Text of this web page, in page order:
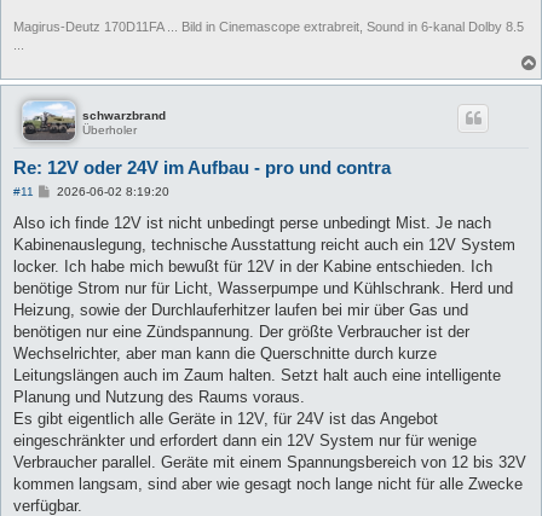
Magirus-Deutz 170D11FA ... Bild in Cinemascope extrabreit, Sound in 6-kanal Dolby 8.5
schwarzbrand
Überholer
Re: 12V oder 24V im Aufbau - pro und contra
#11
B
i
r
a
2026-06-02 8:19:20
Also ich finde 12V ist nicht unbedingt perse unbedingt Mist. Je nach
Kabinenauslegung, technische Ausstattung reicht auch ein 12V System
locker. Ich habe mich bewußt für 12V in der Kabine entschieden. Ich
benötige Strom nur für Licht, Wasserpumpe und Kühlschrank. Herd und
Heizung, sowie der Durchlauferhitzer laufen bei mir über Gas und
benötigen nur eine Zündspannung. Der größte Verbraucher ist der
Wechselrichter, aber man kann die Querschnitte durch kurze
Leitungslängen auch im Zaum halten. Setzt halt auch eine intelligente
Planung und Nutzung des Raums voraus.
Es gibt eigentlich alle Geräte in 12V, für 24V ist das Angebot
eingeschränkter und erfordert dann ein 12V System nur für wenige
Verbraucher parallel. Geräte mit einem Spannungsbereich von 12 bis 32V
kommen langsam, sind aber wie gesagt noch lange nicht für alle Zwecke
verfügbar.